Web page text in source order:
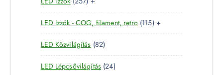
k
m
é
k
e
r
m
é
k
5
7
t
e
r
m
LED Izzók - COG, filament, retro 1151
1
t
+
LED Közvilágítás 828
2
t
LED Lépcsővilágítás 242